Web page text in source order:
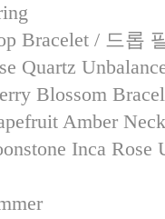
Bracelet / 드롭
Quartz
Blossom
Amber
Inca